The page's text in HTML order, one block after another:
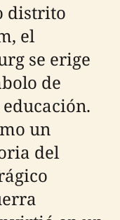
distrito
el
se erige
de
un
del